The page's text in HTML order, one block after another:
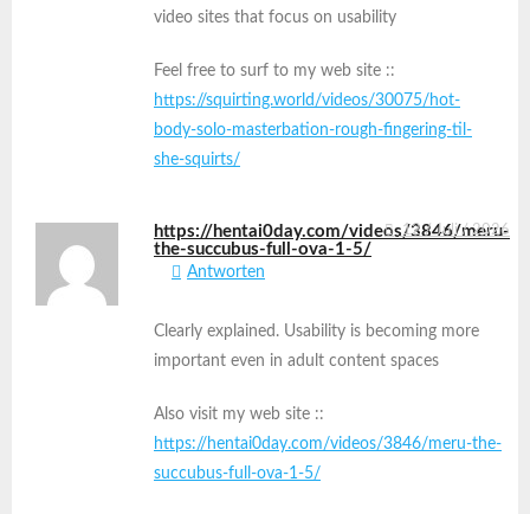
video sites that focus on usability
Feel free to surf to my web site ::
https://squirting.world/videos/30075/hot-
body-solo-masterbation-rough-fingering-til-
she-squirts/
https://hentai0day.com/videos/3846/meru-
the-succubus-full-ova-1-5/
Antworten
12 / Juli / 2026
Clearly explained. Usability is becoming more
important even in adult content spaces
Also visit my web site ::
https://hentai0day.com/videos/3846/meru-the-
succubus-full-ova-1-5/